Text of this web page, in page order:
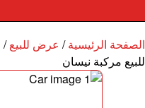
الصفحة الرئيسية/ عرض للبيع/
للبيع مركبة نيسان